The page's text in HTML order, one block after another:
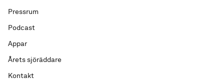
Pressrum
Podcast
Appar
Årets sjöräddare
Kontakt